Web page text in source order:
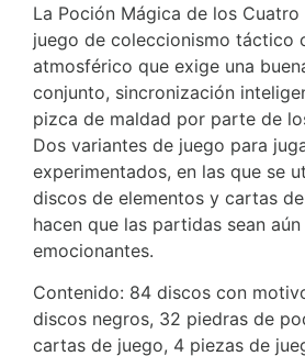
La Poción Mágica de los Cuatro
juego de coleccionismo táctico
atmosférico que exige una
conjunto, sincronización
pizca de maldad por parte de
Dos variantes de juego para
experimentados, en las que se
discos de elementos y cartas
hacen que las partidas sean aún
emocionantes.
Contenido: 84 discos con
discos negros, 32 piedras de
cartas de juego, 4 piezas de